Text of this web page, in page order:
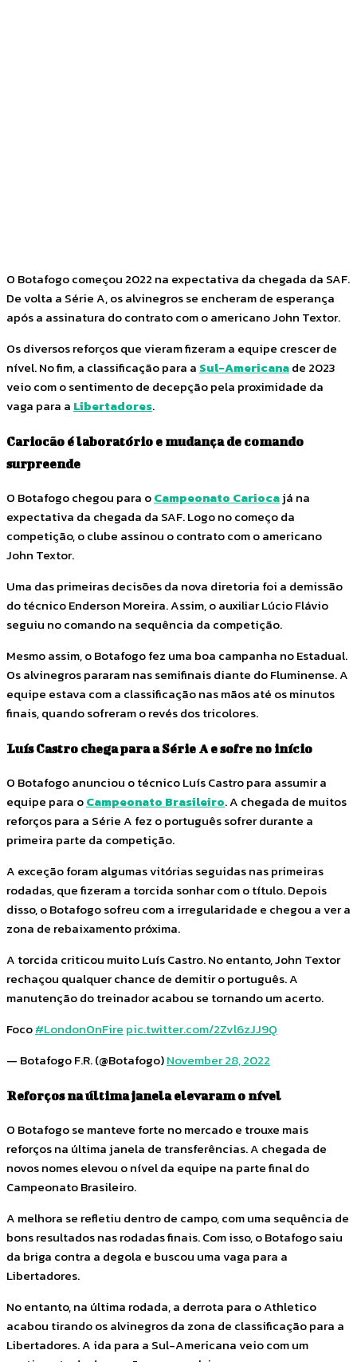
O Botafogo começou 2022 na expectativa da chegada da SAF.
De volta a Série A, os alvinegros se encheram de esperança
após a assinatura do contrato com o americano John Textor.
Os diversos reforços que vieram fizeram a equipe crescer de
nível. No fim, a classificação para a Sul-Americanade 2023
veio com o sentimento de decepção pela proximidade da
vaga para a Libertadores.
Cariocão é laboratório e mudança de comando
surpreende
O Botafogo chegou para oCampeonato Cariocajá na
expectativa da chegada da SAF. Logo no começo da
competição, o clube assinou o contrato com o americano
John Textor.
Uma das primeiras decisões da nova diretoria foi a demissão
do técnico Enderson Moreira. Assim, o auxiliar Lúcio Flávio
seguiu no comando na sequência da competição.
Mesmo assim, o Botafogo fez uma boa campanha no Estadual.
Os alvinegros pararam nas semifinais diante do Fluminense. A
equipe estava com a classificação nas mãos até os minutos
finais, quando sofreram o revés dos tricolores.
Luís Castro chega para a Série A e sofre no início
O Botafogo anunciou o técnico Luís Castro para assumir a
equipe para oCampeonato Brasileiro. A chegada de muitos
reforços para a Série A fez o português sofrer durante a
primeira parte da competição.
A exceção foram algumas vitórias seguidas nas primeiras
rodadas, que fizeram a torcida sonhar com o título. Depois
disso, o Botafogo sofreu com a irregularidade e chegou a ver a
zona de rebaixamento próxima.
A torcida criticou muito Luís Castro. No entanto, John Textor
rechaçou qualquer chance de demitir o português. A
manutenção do treinador acabou se tornando um acerto.
Foco#LondonOnFire pic.twitter.com/2Zvl6zJJ9Q
— Botafogo F.R. (@Botafogo)November 28, 2022
Reforços na última janela elevaram o nível
O Botafogo se manteve forte no mercado e trouxe mais
reforços na última janela de transferências. A chegada de
novos nomes elevou o nível da equipe na parte final do
Campeonato Brasileiro.
A melhora se refletiu dentro de campo, com uma sequência de
bons resultados nas rodadas finais. Com isso, o Botafogo saiu
da briga contra a degola e buscou uma vaga para a
Libertadores.
No entanto, na última rodada, a derrota para o Athletico
acabou tirando os alvinegros da zona de classificação para a
Libertadores. A ida para a Sul-Americana veio com um